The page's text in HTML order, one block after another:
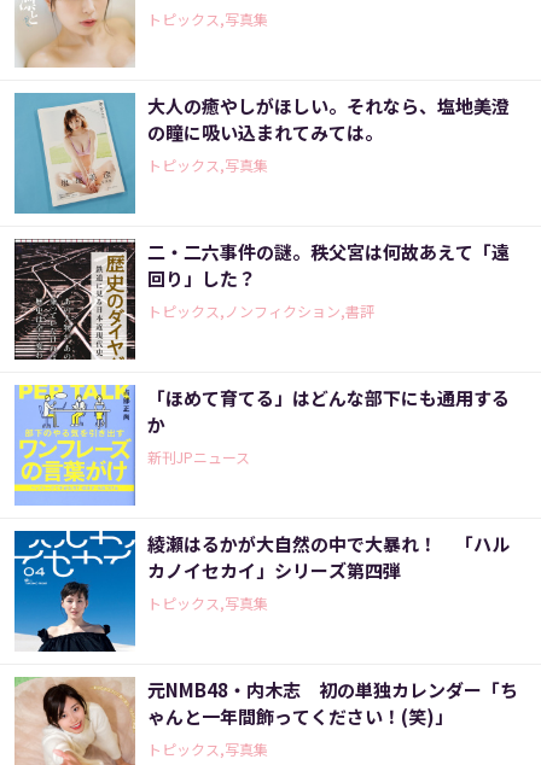
トピックス,写真集
大人の癒やしがほしい。それなら、塩地美澄
の瞳に吸い込まれてみては。
トピックス,写真集
二・二六事件の謎。秩父宮は何故あえて「遠
回り」した？
トピックス,ノンフィクション,書評
「ほめて育てる」はどんな部下にも通用する
か
新刊JPニュース
綾瀬はるかが大自然の中で大暴れ！ 「ハル
カノイセカイ」シリーズ第四弾
トピックス,写真集
元NMB48・内木志 初の単独カレンダー「ち
ゃんと一年間飾ってください！(笑)」
トピックス,写真集